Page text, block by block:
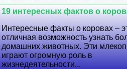
19 интересных фактов о
Интересные факты о коровах –
отличная возможность узнать
домашних животных. Эти
играют огромную роль в
жизнедеятельности...